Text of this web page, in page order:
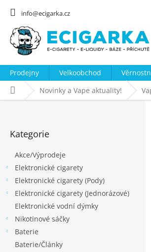
info@ecigarka.cz
Prodejny Velkoobchod
Domů Novinky a Vape aktuality!
kategorie
Kategorie
Akce/Výprodeje
Elektronické cigarety
Elektronické cigarety (Pody)
Elektronické cigarety (Jednorázové)
Elektronické vodní dýmky
Nikotinové sáčky
Baterie
Baterie/Články